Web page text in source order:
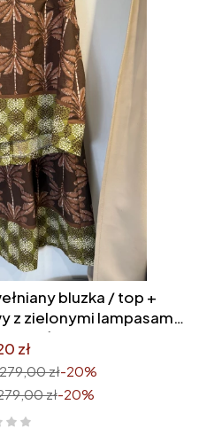
bluzka / top +
z zielonymi lampasami,
liście
zł
zł-20%
zł-20%